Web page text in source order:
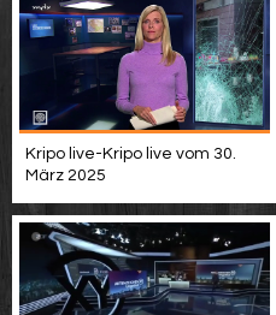
Kripo live-Kripo live vom 30.
März 2025